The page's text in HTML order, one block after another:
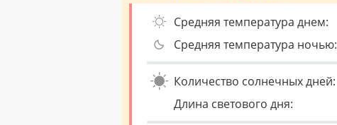
Средняя температура днем:
Средняя температура ночью:
Количество солнечных дней:
Длина светового дня: